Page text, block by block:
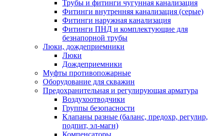
Трубы и фитинги чугунная канализация
Фитинги внутренняя канализация (серые)
Фитинги наружная канализация
Фитинги ПНД и комплектующие для
безнапорной трубы
Люки, дождеприемники
Люки
Дождеприемники
Муфты противопожарные
Оборудование для скважин
Предохранительная и регулирующая арматура
Воздухоотводчики
Группы безопасности
Клапаны разные (баланс, предохр, регулир,
подпит, эл-магн)
Компенсаторы